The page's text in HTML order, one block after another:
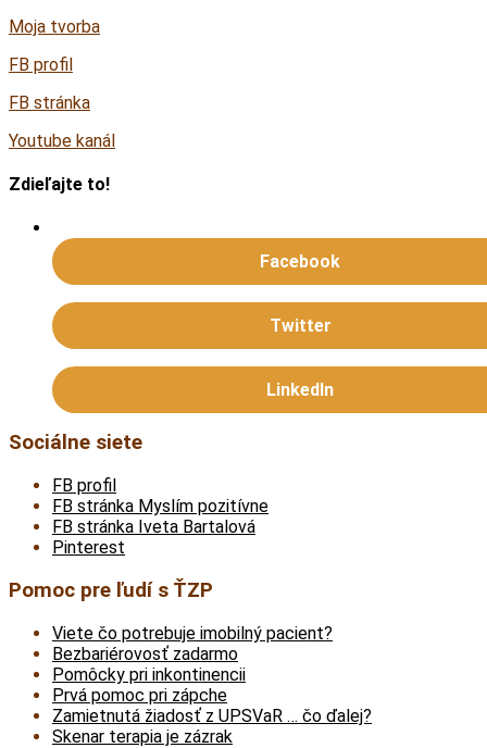
Moja tvorba
FB profil
FB stránka
Youtube kanál
Zdieľajte to!
Facebook
Twitter
LinkedIn
Sociálne siete
FB profil
FB stránka Myslím pozitívne
FB stránka Iveta Bartalová
Pinterest
Pomoc pre ľudí s ŤZP
Viete čo potrebuje imobilný pacient?
Bezbariérovosť zadarmo
Pomôcky pri inkontinencii
Prvá pomoc pri zápche
Zamietnutá žiadosť z UPSVaR … čo ďalej?
Skenar terapia je zázrak